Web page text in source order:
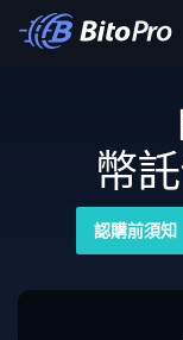
幣
認購前須知